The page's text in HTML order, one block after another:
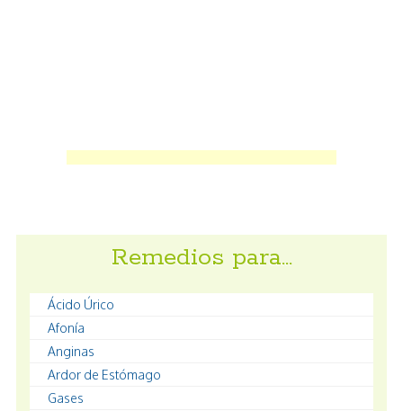
Remedios para…
Ácido Úrico
Afonía
Anginas
Ardor de Estómago
Gases